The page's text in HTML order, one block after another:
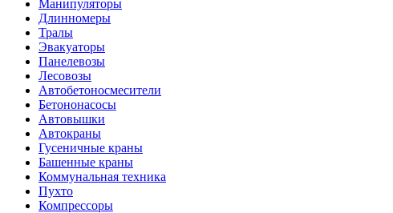
Манипуляторы
Длинномеры
Тралы
Эвакуаторы
Панелевозы
Лесовозы
Автобетоно­смесители
Бетононасосы
Автовышки
Автокраны
Гусеничные краны
Башенные краны
Коммунальная техника
Пухто
Компрессоры